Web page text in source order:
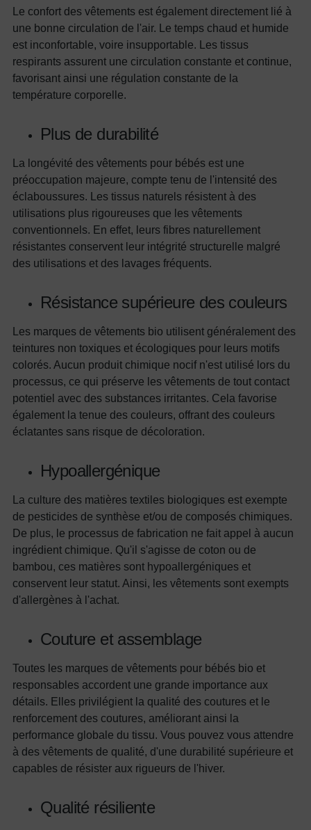
Le confort des vêtements est également directement lié à
une bonne circulation de l'air. Le temps chaud et humide
est inconfortable, voire insupportable. Les tissus
respirants assurent une circulation constante et continue,
favorisant ainsi une régulation constante de la
température corporelle.
Plus de durabilité
La longévité des vêtements pour bébés est une
préoccupation majeure, compte tenu de l'intensité des
éclaboussures. Les tissus naturels résistent à des
utilisations plus rigoureuses que les vêtements
conventionnels. En effet, leurs fibres naturellement
résistantes conservent leur intégrité structurelle malgré
des utilisations et des lavages fréquents.
Résistance supérieure des couleurs
Les marques de vêtements bio utilisent généralement des
teintures non toxiques et écologiques pour leurs motifs
colorés. Aucun produit chimique nocif n'est utilisé lors du
processus, ce qui préserve les vêtements de tout contact
potentiel avec des substances irritantes. Cela favorise
également la tenue des couleurs, offrant des couleurs
éclatantes sans risque de décoloration.
Hypoallergénique
La culture des matières textiles biologiques est exempte
de pesticides de synthèse et/ou de composés chimiques.
De plus, le processus de fabrication ne fait appel à aucun
ingrédient chimique. Qu'il s'agisse de coton ou de
bambou, ces matières sont hypoallergéniques et
conservent leur statut. Ainsi, les vêtements sont exempts
d'allergènes à l'achat.
Couture et assemblage
Toutes les marques de vêtements pour bébés bio et
responsables accordent une grande importance aux
détails. Elles privilégient la qualité des coutures et le
renforcement des coutures, améliorant ainsi la
performance globale du tissu. Vous pouvez vous attendre
à des vêtements de qualité, d'une durabilité supérieure et
capables de résister aux rigueurs de l'hiver.
Qualité résiliente